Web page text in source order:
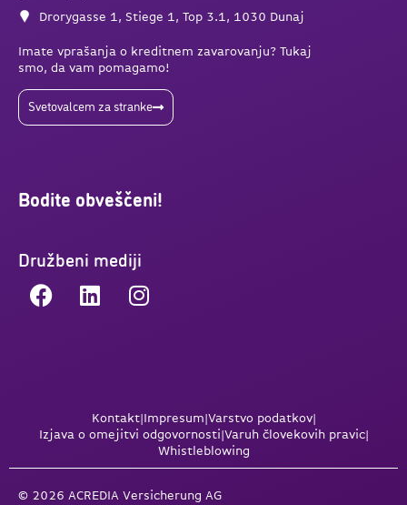
Drorygasse 1, Stiege 1, Top 3.1, 1030 Dunaj
Imate vprašanja o kreditnem zavarovanju? Tukaj
smo, da vam pomagamo!
Svetovalcem za stranke
Bodite obveščeni!
Družbeni mediji
Kontakt|Impresum|Varstvo podatkov|
Izjava o omejitvi odgovornosti|Varuh človekovih pravic|
Whistleblowing
© 2026 ACREDIA Versicherung AG